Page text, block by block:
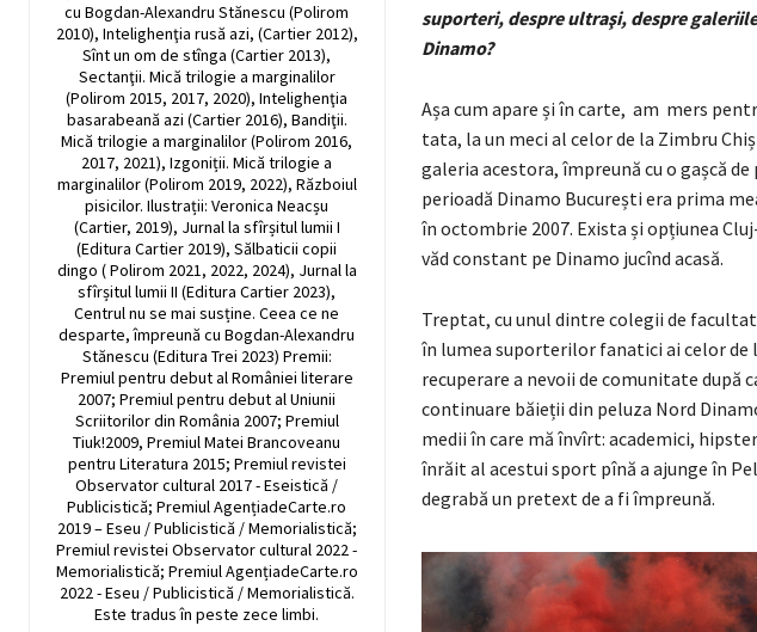
cu Bogdan-Alexandru Stănescu (Polirom
2010), Intelighenţia rusă azi, (Cartier 2012),
Sînt un om de stînga (Cartier 2013),
Sectanţii. Mică trilogie a marginalilor
(Polirom 2015, 2017, 2020), Intelighenţia
basarabeană azi (Cartier 2016), Bandiţii.
Mică trilogie a marginalilor (Polirom 2016,
2017, 2021), Izgoniții. Mică trilogie a
marginalilor (Polirom 2019, 2022), Războiul
pisicilor. Ilustrații: Veronica Neacșu
(Cartier, 2019), Jurnal la sfîrșitul lumii I
(Editura Cartier 2019), Sălbaticii copii
dingo ( Polirom 2021, 2022, 2024), Jurnal la
sfîrșitul lumii II (Editura Cartier 2023),
Centrul nu se mai susține. Ceea ce ne
desparte, împreună cu Bogdan-Alexandru
Stănescu (Editura Trei 2023) Premii:
Premiul pentru debut al României literare
2007; Premiul pentru debut al Uniunii
Scriitorilor din România 2007; Premiul
Tiuk!2009, Premiul Matei Brancoveanu
pentru Literatura 2015; Premiul revistei
Observator cultural 2017 - Eseistică /
Publicistică; Premiul AgențiadeCarte.ro
2019 – Eseu / Publicistică / Memorialistică;
Premiul revistei Observator cultural 2022 -
Memorialistică; Premiul AgențiadeCarte.ro
2022 - Eseu / Publicistică / Memorialistică.
Este tradus în peste zece limbi.
suporteri, despre ultraşi, despre
Dinamo?
Așa cum apare și în carte, am mers
tata, la un meci al celor de la Zimbru
galeria acestora, împreună cu o gașcă
perioadă Dinamo București era prima
în octombrie 2007. Exista și opțiunea
văd constant pe Dinamo jucînd acasă.
Treptat, cu unul dintre colegii de
în lumea suporterilor fanatici ai celor de
recuperare a nevoii de comunitate după
continuare băieții din peluza Nord
medii în care mă învîrt: academici,
înrăit al acestui sport pînă a ajunge în
degrabă un pretext de a fi împreună.